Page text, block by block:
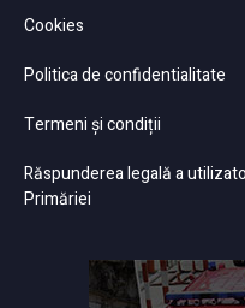
Cookies
Politica de confidentialitate
Termeni și condiții
Răspunderea legală a
Primăriei